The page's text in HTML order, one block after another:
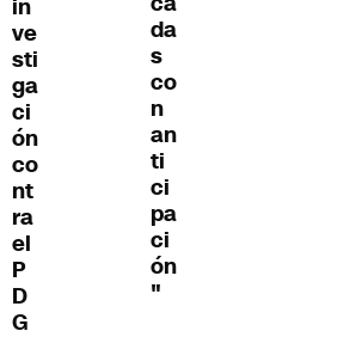
in
ve
sti
ga
ci
ón
co
nt
ra
el
P
D
G
da
s
co
n
an
ti
ci
pa
ci
ón
"